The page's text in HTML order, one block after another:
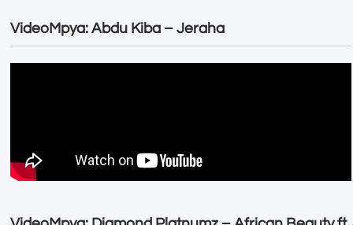
VideoMpya: Abdu Kiba – Jeraha